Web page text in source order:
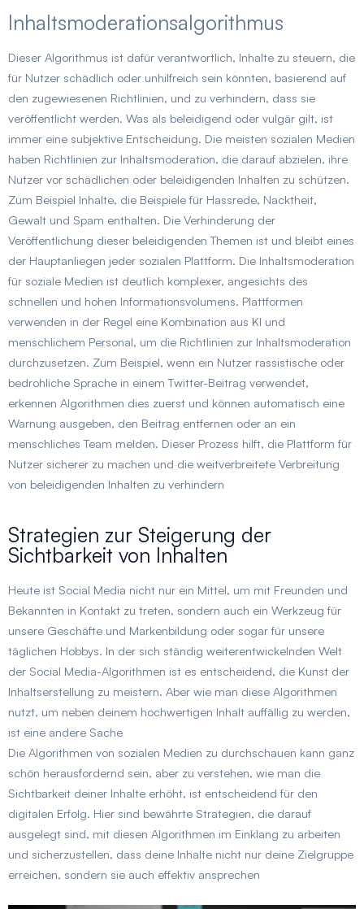
Inhaltsmoderationsalgorithmus
Dieser Algorithmus ist dafür verantwortlich, Inhalte zu steuern, die
für Nutzer schädlich oder unhilfreich sein könnten, basierend auf
den zugewiesenen Richtlinien, und zu verhindern, dass sie
veröffentlicht werden. Was als beleidigend oder vulgär gilt, ist
immer eine subjektive Entscheidung. Die meisten sozialen Medien
haben Richtlinien zur Inhaltsmoderation, die darauf abzielen, ihre
Nutzer vor schädlichen oder beleidigenden Inhalten zu schützen.
Zum Beispiel Inhalte, die Beispiele für Hassrede, Nacktheit,
Gewalt und Spam enthalten. Die Verhinderung der
Veröffentlichung dieser beleidigenden Themen ist und bleibt eines
der Hauptanliegen jeder sozialen Plattform. Die Inhaltsmoderation
für soziale Medien ist deutlich komplexer, angesichts des
schnellen und hohen Informationsvolumens. Plattformen
verwenden in der Regel eine Kombination aus KI und
menschlichem Personal, um die Richtlinien zur Inhaltsmoderation
durchzusetzen. Zum Beispiel, wenn ein Nutzer rassistische oder
bedrohliche Sprache in einem Twitter-Beitrag verwendet,
erkennen Algorithmen dies zuerst und können automatisch eine
Warnung ausgeben, den Beitrag entfernen oder an ein
menschliches Team melden. Dieser Prozess hilft, die Plattform für
Nutzer sicherer zu machen und die weitverbreitete Verbreitung
von beleidigenden Inhalten zu verhindern
Strategien zur Steigerung der
Sichtbarkeit von Inhalten
Heute ist Social Media nicht nur ein Mittel, um mit Freunden und
Bekannten in Kontakt zu treten, sondern auch ein Werkzeug für
unsere Geschäfte und Markenbildung oder sogar für unsere
täglichen Hobbys. In der sich ständig weiterentwickelnden Welt
der Social Media-Algorithmen ist es entscheidend, die Kunst der
Inhaltserstellung zu meistern. Aber wie man diese Algorithmen
nutzt, um neben deinem hochwertigen Inhalt auffällig zu werden,
ist eine andere Sache
Die Algorithmen von sozialen Medien zu durchschauen kann ganz
schön herausfordernd sein, aber zu verstehen, wie man die
Sichtbarkeit deiner Inhalte erhöht, ist entscheidend für den
digitalen Erfolg. Hier sind bewährte Strategien, die darauf
ausgelegt sind, mit diesen Algorithmen im Einklang zu arbeiten
und sicherzustellen, dass deine Inhalte nicht nur deine Zielgruppe
erreichen, sondern sie auch effektiv ansprechen